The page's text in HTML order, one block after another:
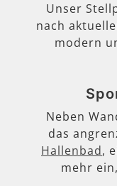
Unser
nach
modern
Neben
das
Hallenbad,
mehr